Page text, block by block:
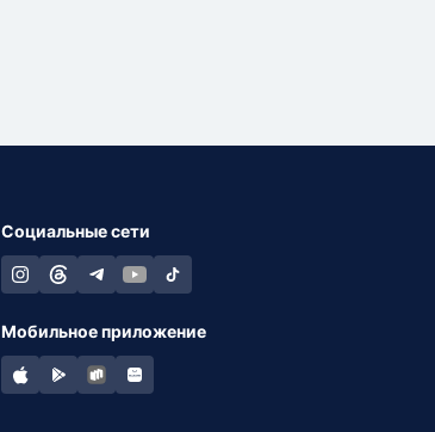
Социальные сети
Мобильное приложение